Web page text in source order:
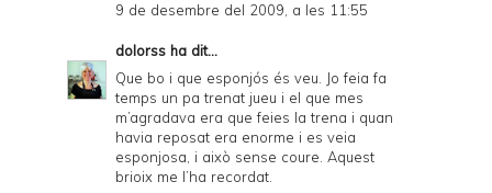
9 de desembre del 2009, a les 11:55
dolorss ha dit...
Que bo i que esponjós és veu. Jo feia fa
temps un pa trenat jueu i el que mes
m’agradava era que feies la trena i quan
havia reposat era enorme i es veia
esponjosa, i això sense coure. Aquest
brioix me l’ha recordat.